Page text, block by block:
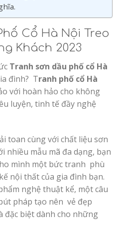
Cổ Hà Nội Treo
Khách 2023
Tranh sơn dầu phố cổ Hà
đình? Tranh phố cổ Hà
với hoàn hảo cho không
luyện, tinh tế đầy nghệ
toan cùng với chất liệu sơn
nhiều mẫu mã đa dạng, bạn
mình một bức tranh phù
nội thất của gia đình bạn.
nghệ thuật kể, một câu
pháp tạo nên vẻ đẹp
đặc biệt dành cho những